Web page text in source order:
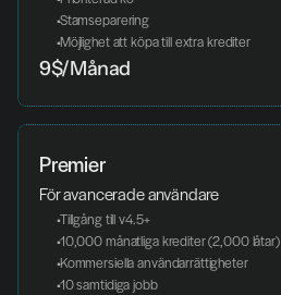
Stamseparering
Möjlighet att köpa till extra krediter
9$/Månad
Premier
För avancerade användare
Tillgång till v4.5+
10,000 månatliga krediter (2,000 låtar)
Kommersiella användarrättigheter
10 samtidiga jobb